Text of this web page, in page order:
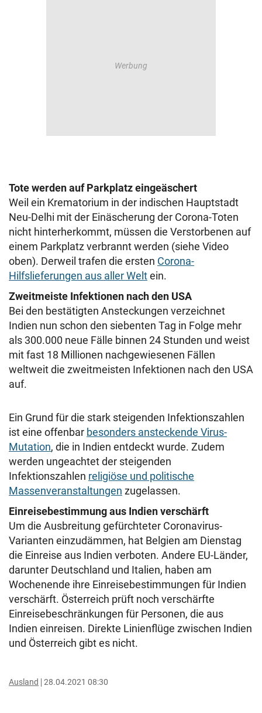
Tote werden auf Parkplatz eingeäschert
Weil ein Krematorium in der indischen Hauptstadt
Neu-Delhi mit der Einäscherung der Corona-Toten
nicht hinterherkommt, müssen die Verstorbenen auf
einem Parkplatz verbrannt werden (siehe Video
oben). Derweil trafen die ersten Corona-
Hilfslieferungen aus aller Weltein.
Zweitmeiste Infektionen nach den USA
Bei den bestätigten Ansteckungen verzeichnet
Indien nun schon den siebenten Tag in Folge mehr
als 300.000 neue Fälle binnen 24 Stunden und weist
mit fast 18 Millionen nachgewiesenen Fällen
weltweit die zweitmeisten Infektionen nach den USA
auf.
Ein Grund für die stark steigenden Infektionszahlen
ist eine offenbar besonders ansteckende Virus-
Mutation, die in Indien entdeckt wurde. Zudem
werden ungeachtet der steigenden
Infektionszahlen religiöse und politische
Massenveranstaltungen zugelassen.
Einreisebestimmung aus Indien verschärft
Um die Ausbreitung gefürchteter Coronavirus-
Varianten einzudämmen, hat Belgien am Dienstag
die Einreise aus Indien verboten. Andere EU-Länder,
darunter Deutschland und Italien, haben am
Wochenende ihre Einreisebestimmungen für Indien
verschärft. Österreich prüft noch verschärfte
Einreisebeschränkungen für Personen, die aus
Indien einreisen. Direkte Linienflüge zwischen Indien
und Österreich gibt es nicht.
Ausland 28.04.2021 08:30